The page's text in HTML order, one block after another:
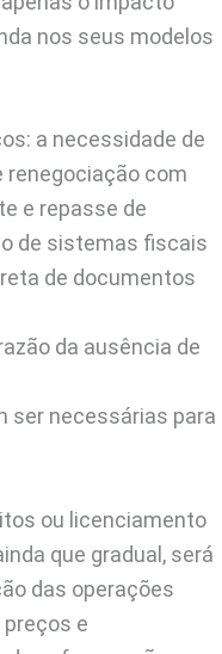
nos seus modelos
a necessidade de
renegociação com
e repasse de
de sistemas fiscais
de documentos
da ausência de
ser necessárias para
ou licenciamento
que gradual, será
das operações
e